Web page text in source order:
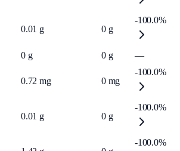
0.01 g 0 g
-100.0%
0 g 0 g —
0.72 mg 0 mg
-100.0%
0.01 g 0 g
-100.0%
-100.0%